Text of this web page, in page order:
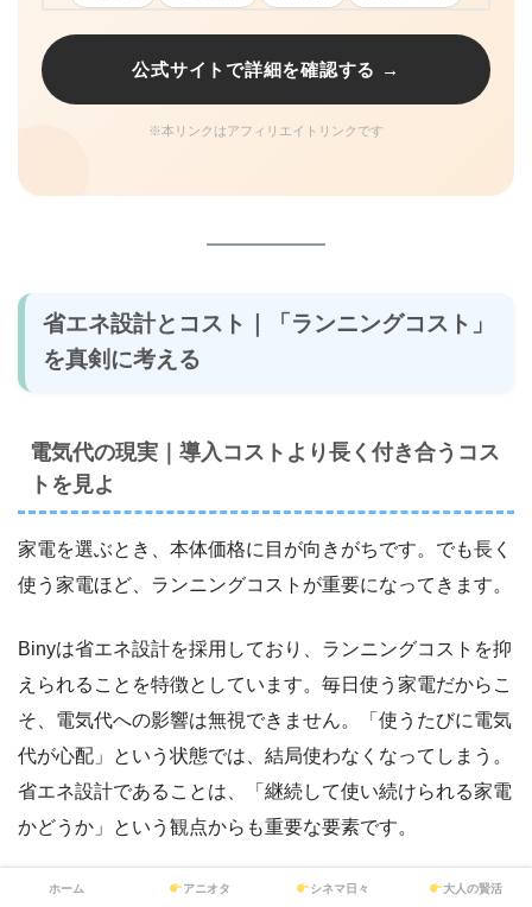
公式サイトで詳細を確認する →
※本リンクはアフィリエイトリンクです
省エネ設計とコスト｜「ランニングコスト」
を真剣に考える
電気代の現実｜導入コストより長く付き合うコス
トを見よ
家電を選ぶとき、本体価格に目が向きがちです。でも長く
使う家電ほど、ランニングコストが重要になってきます。
Binyは省エネ設計を採用しており、ランニングコストを抑
えられることを特徴としています。毎日使う家電だからこ
そ、電気代への影響は無視できません。「使うたびに電気
代が心配」という状態では、結局使わなくなってしまう。
省エネ設計であることは、「継続して使い続けられる家電
かどうか」という観点からも重要な要素です。
ホーム アニオタ シネマ日々 大人の賢活